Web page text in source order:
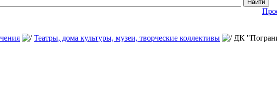
Театры, дома культуры, музеи, творческие коллективы ДК